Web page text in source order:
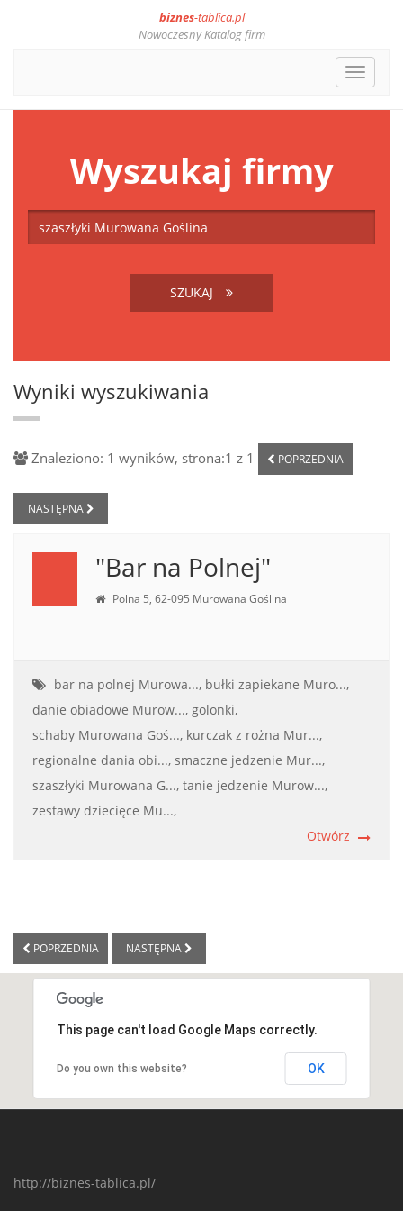
biznes-tablica.pl
Nowoczesny Katalog firm
Toggle
Wyszukaj firmy
SZUKAJ
Wyniki wyszukiwania
Znaleziono: 1 wyników, strona:1 z 1 POPRZEDNIA
NASTĘPNA
"Bar na Polnej"
Polna 5, 62-095 Murowana Goślina
bar na polnej Murowa..., bułki zapiekane Muro...,
danie obiadowe Murow..., golonki,
schaby Murowana Goś..., kurczak z rożna Mur...,
regionalne dania obi..., smaczne jedzenie Mur...,
szaszłyki Murowana G..., tanie jedzenie Murow...,
zestawy dziecięce Mu...,
Otwórz
POPRZEDNIA NASTĘPNA
This page can't load Google Maps correctly.
Do you own this website? OK
http://biznes-tablica.pl/